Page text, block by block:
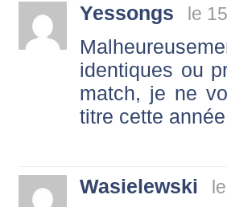
Yessongs le
identiques ou
match, je ne
titre cette
Wasielewski